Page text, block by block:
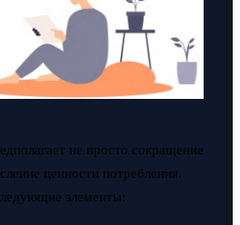
не просто сокращение
ценности потребления.
элементы: